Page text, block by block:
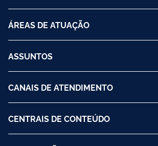
ÁREAS DE ATUAÇÃO
ASSUNTOS
CANAIS DE ATENDIMENTO
CENTRAIS DE CONTEÚDO